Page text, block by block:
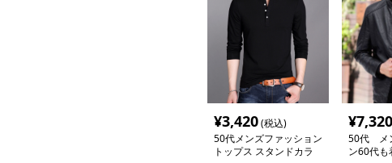
¥3,420(税込)
50代メンズファッション
トップス スタンドカラ
¥7,320
50代 メ
ン60代も